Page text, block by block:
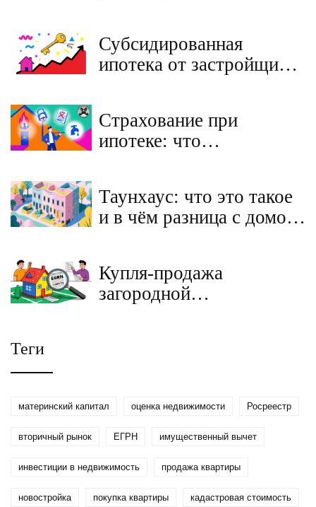
Субсидированная
ипотека от застройщика:
Страхование при
ипотеке: что
году
Таунхаус: что это такое
и в чём разница с домом
Купля-продажа
загородной
Теги
материнский капитал оценка недвижимости Росреестр
вторичный рынок ЕГРН имущественный вычет
инвестиции в недвижимость продажа квартиры
новостройка покупка квартиры кадастровая стоимость